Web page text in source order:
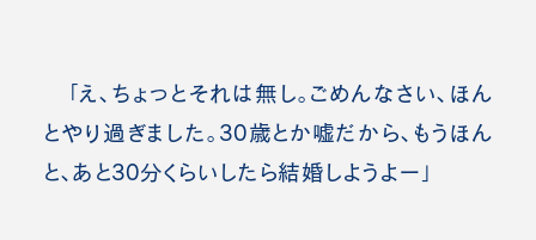
「え、ちょっとそれは無し。ごめんなさい、ほん
とやり過ぎました。30歳とか嘘だから、もうほん
と、あと30分くらいしたら結婚しようよー」